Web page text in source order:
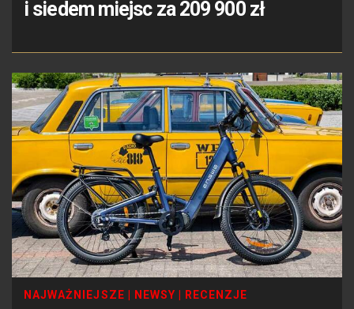
i siedem miejsc za 209 900 zł
NAJWAŻNIEJSZE NEWSY
RECENZJE